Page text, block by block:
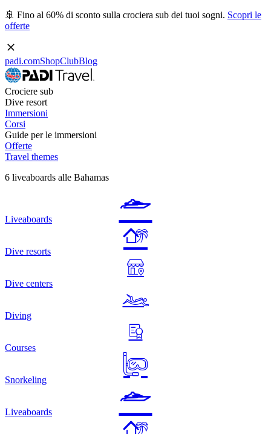
🚢 Fino al 60% di sconto sulla crociera sub dei tuoi sogni. Scopri le
offerte
padi.comShopClubBlog
Crociere sub
Dive resort
Immersioni
Corsi
Guide per le immersioni
Offerte
Travel themes
6 liveaboards alle Bahamas
Liveaboards
Dive resorts
Dive centers
Diving
Courses
Snorkeling
Liveaboards